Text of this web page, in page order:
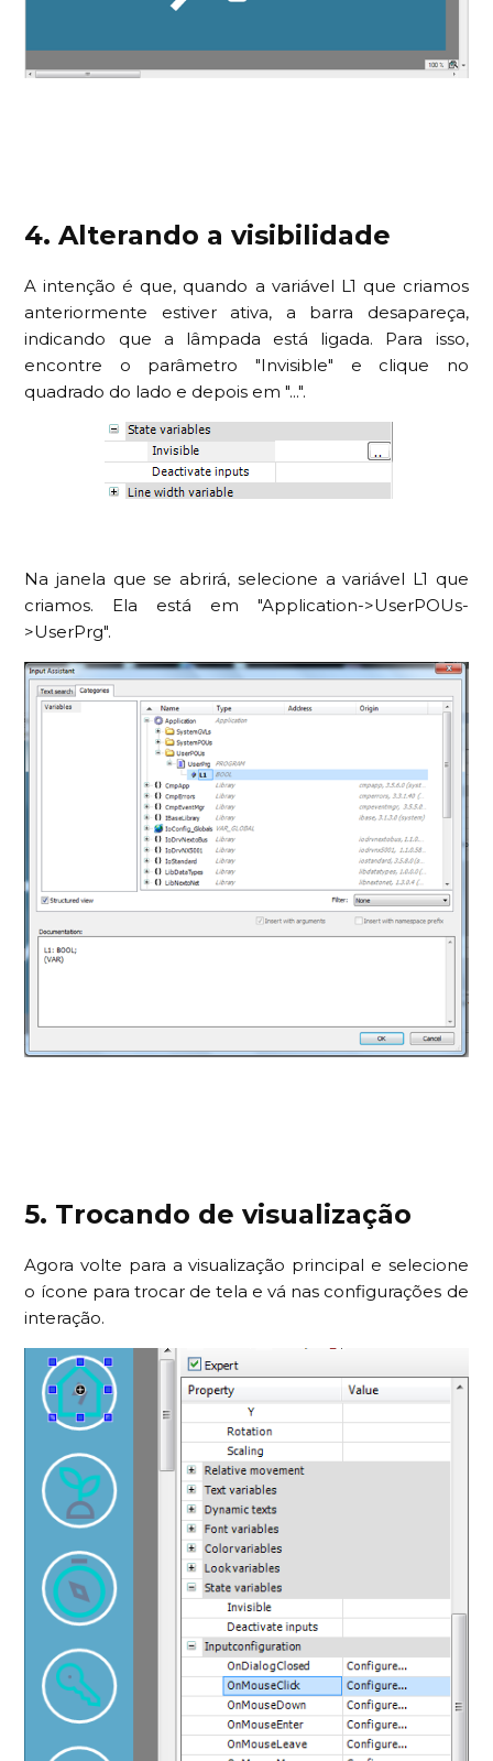
4. Alterando a visibilidade
A intenção é que, quando a variável L1 que criamos
anteriormente estiver ativa, a barra desapareça,
indicando que a lâmpada está ligada. Para isso,
encontre o parâmetro "Invisible" e clique no
quadrado do lado e depois em "...".
Na janela que se abrirá, selecione a variável L1 que
criamos. Ela está em "Application->UserPOUs-
>UserPrg".
5. Trocando de visualização
Agora volte para a visualização principal e selecione
o ícone para trocar de tela e vá nas configurações de
interação.